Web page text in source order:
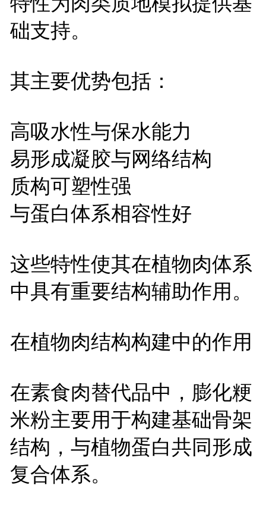
础支持。
其主要优势包括：
高吸水性与保水能力
易形成凝胶与网络结构
质构可塑性强
与蛋白体系相容性好
这些特性使其在植物肉体系
中具有重要结构辅助作用。
在植物肉结构构建中的作用
在素食肉替代品中，膨化粳
米粉主要用于构建基础骨架
结构，与植物蛋白共同形成
复合体系。